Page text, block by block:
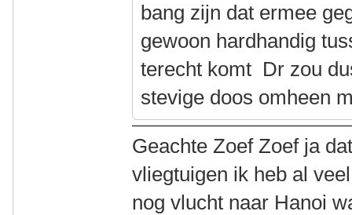
bang zijn dat ermee
gewoon hardhandig
terecht komt Dr zou
stevige doos omheen
Geachte Zoef Zoef ja
vliegtuigen ik heb al
nog vlucht naar Hanoi